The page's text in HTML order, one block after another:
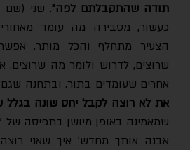
תודה שהתקבלתם לפה". שני (שם
כעשור, מסבירה מה עומד מאחורי
הצעיר מתחלף והכל מותר. אפשר
שרוצים, לדרוש ולומר מה שרוצים. אם
אחרים שעומדים בתור. ובתחנה שגם
את לא רוצה לקבל יחס שונה בגלל
שמאמינה באופן מיושן בתפיסה של
אבנה אותך מחדש' איך שאני רוצה",